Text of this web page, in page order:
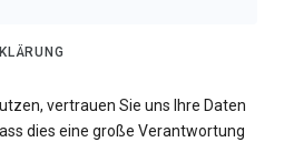
vertrauen Sie uns Ihre Daten
dies eine große Verantwortung